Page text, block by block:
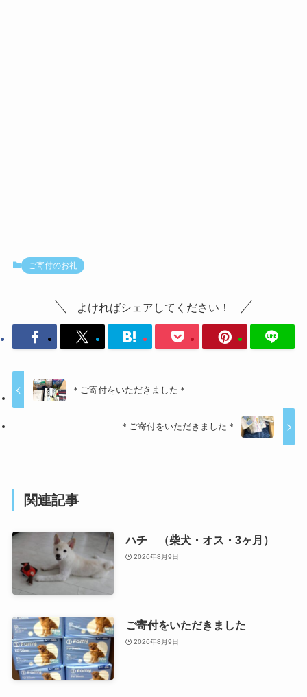
ご寄付のお礼
よければシェアしてください！
＊ご寄付をいただきました＊
＊ご寄付をいただきました＊
関連記事
ハチ （柴犬・オス・3ヶ月）
2026年8月9日
ご寄付をいただきました
2026年8月9日